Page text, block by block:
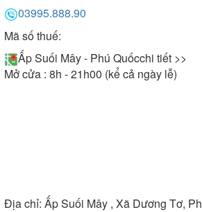
03995.888.90
Mã số thuế:
Ấp Suối Mây - Phú Quốcchi tiết >>
Mở cửa : 8h - 21h00 (kể cả ngày lễ)
Địa chỉ: Ấp Suối Mây , Xã Dương Tơ,